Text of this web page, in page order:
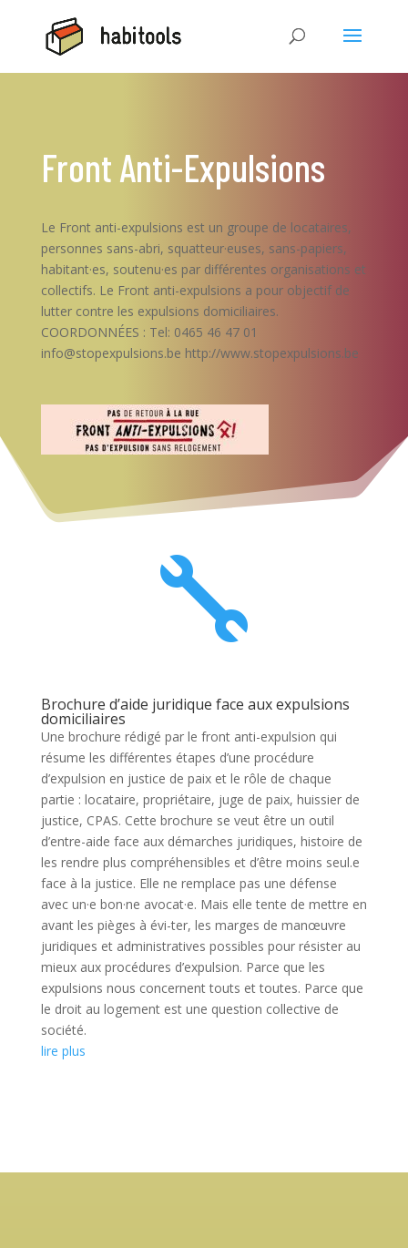
Front Anti-Expulsions
Le Front anti-expulsions est un groupe de locataires,
personnes sans-abri, squatteur·euses, sans-papiers,
habitant·es, soutenu·es par différentes organisations et
collectifs. Le Front anti-expulsions a pour objectif de
lutter contre les expulsions domiciliaires.
COORDONNÉES : Tel: 0465 46 47 01
info@stopexpulsions.be http://www.stopexpulsions.be

Brochure d’aide juridique face aux expulsions
domiciliaires
Une brochure rédigé par le front anti-expulsion qui
résume les différentes étapes d’une procédure
d’expulsion en justice de paix et le rôle de chaque
partie : locataire, propriétaire, juge de paix, huissier de
justice, CPAS. Cette brochure se veut être un outil
d’entre-aide face aux démarches juridiques, histoire de
les rendre plus compréhensibles et d’être moins seul.e
face à la justice. Elle ne remplace pas une défense
avec un·e bon·ne avocat·e. Mais elle tente de mettre en
avant les pièges à évi-ter, les marges de manœuvre
juridiques et administratives possibles pour résister au
mieux aux procédures d’expulsion. Parce que les
expulsions nous concernent touts et toutes. Parce que
le droit au logement est une question collective de
société.
lire plus